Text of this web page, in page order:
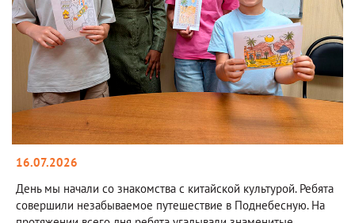
16.07.2026
День мы начали со знакомства с китайской культурой. Ребята
совершили незабываемое путешествие в Поднебесную. На